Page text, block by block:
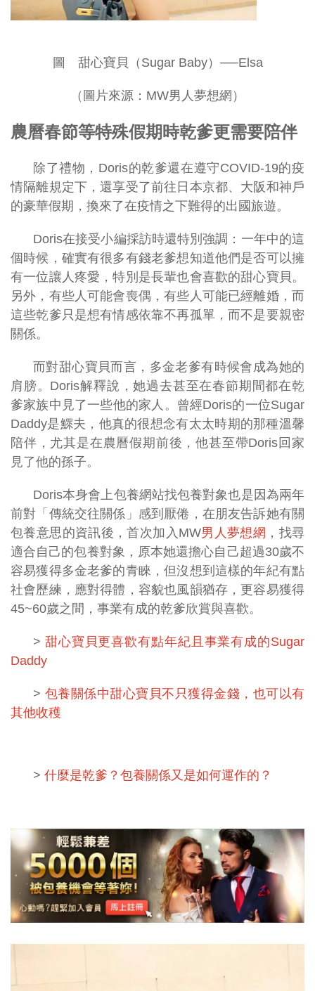
圖 甜心寶貝（Sugar Baby）──Elsa
（圖片來源：MW男人夢想網）
農曆春節等特殊假期時乾爹更需要陪伴
除了禮物，Doris的乾爹還在遵守COVID-19的疫
情隔離規定下，還享受了前往日本京都、大阪和神戶
的豪華假期，換來了在疫情之下難得的出國旅遊。
Doris在接受小編採訪時還特別強調：一年中的這
個時候，確實有很多有錢老爹想知道他們是否可以擁
有一位讓人疼愛，特別是長輩也會喜歡的甜心寶貝。
另外，有些人可能會喪偶，有些人可能已經離婚，而
這些乾爹只是想有情感依靠不再孤單，而不是要親密
關係。
而對甜心寶貝而言，多金老爹有時候會成為她的
肩膀。Doris解釋說，她過去甚至在春節期間都在乾
爹家族中見了一些他的家人。曾經Doris的一位Sugar
Daddy是鰥夫，他真的很想念有太太時期的那種溫馨
陪伴，尤其是在農曆假期前後，他甚至帶Doris回家
見了他的孫子。
Doris本身會上包養網站找包養對象也是因為兩年
前對「傳統交往關係」感到厭倦，在朋友告訴她有關
包養意思的資訊後，首次加入MW男人夢想網 ，找尋
適合自己的包養對象，原本她還擔心自己超過30歲不
容易獲得多金老爹的青睞，但沒想到這樣的年紀有點
社會歷練，應對得體，容貌也風韻猶存，更容易獲得
45~60歲之間，事業有成的乾爹欣賞與喜歡。
> 甜心寶貝更喜歡有點年紀且事業有成的Sugar
Daddy
> 包養關係中甜心寶貝不只獲得金錢，也可以有
其他收穫
> 什麼是乾爹？包養關係又是如何運作的？